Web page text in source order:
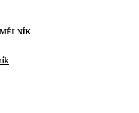
MĚLNÍK